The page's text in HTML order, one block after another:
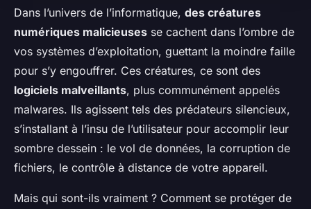
Dans l’univers de l’informatique, des créatures
numériques malicieuses se cachent dans l’ombre de
vos systèmes d’exploitation, guettant la moindre faille
pour s’y engouffrer. Ces créatures, ce sont des
logiciels malveillants, plus communément appelés
malwares. Ils agissent tels des prédateurs silencieux,
s’installant à l’insu de l’utilisateur pour accomplir leur
sombre dessein : le vol de données, la corruption de
fichiers, le contrôle à distance de votre appareil.
Mais qui sont-ils vraiment ? Comment se protéger de